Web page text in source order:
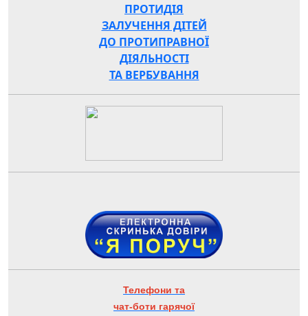
ПРОТИДІЯ
ЗАЛУЧЕННЯ ДІТЕЙ
ДО ПРОТИПРАВНОЇ
ДІЯЛЬНОСТІ
ТА ВЕРБУВАННЯ
Телефони та
чат-боти гарячої